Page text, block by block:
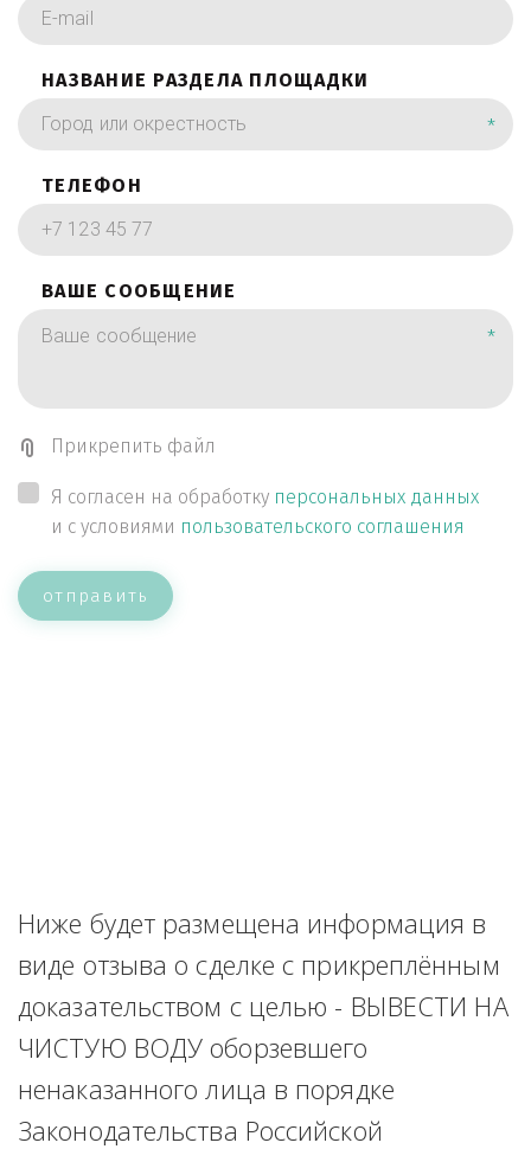
НАЗВАНИЕ РАЗДЕЛА ПЛОЩАДКИ
*
ТЕЛЕФОН
ВАШЕ СООБЩЕНИЕ
*
Прикрепить файл
Я согласен на обработку персональных данных
и с условиями пользовательского соглашения
отправить
Ниже будет размещена информация в
виде отзыва о сделке с прикреплённым
доказательством с целью - ВЫВЕСТИ НА
ЧИСТУЮ ВОДУ оборзевшего
ненаказанного лица в порядке
Законодательства Российской